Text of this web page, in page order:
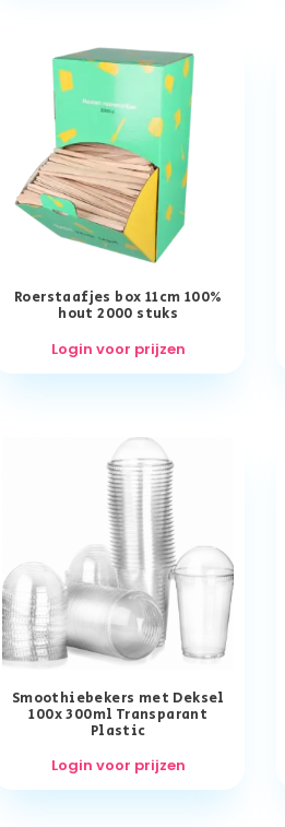
Roerstaafjes box 11cm 100%
hout 2000 stuks
Login voor prijzen
Smoothiebekers met Deksel
100x 300ml Transparant
Plastic
Login voor prijzen